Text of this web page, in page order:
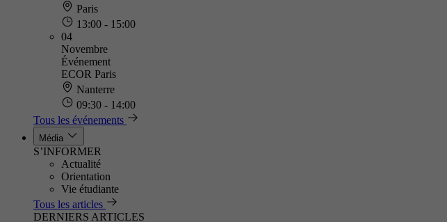
Paris
13:00 - 15:00
04
Novembre
Événement
ECOR Paris
Nanterre
09:30 - 14:00
Tous les événements
Média
S’INFORMER
Actualité
Orientation
Vie étudiante
Tous les articles
DERNIERS ARTICLES